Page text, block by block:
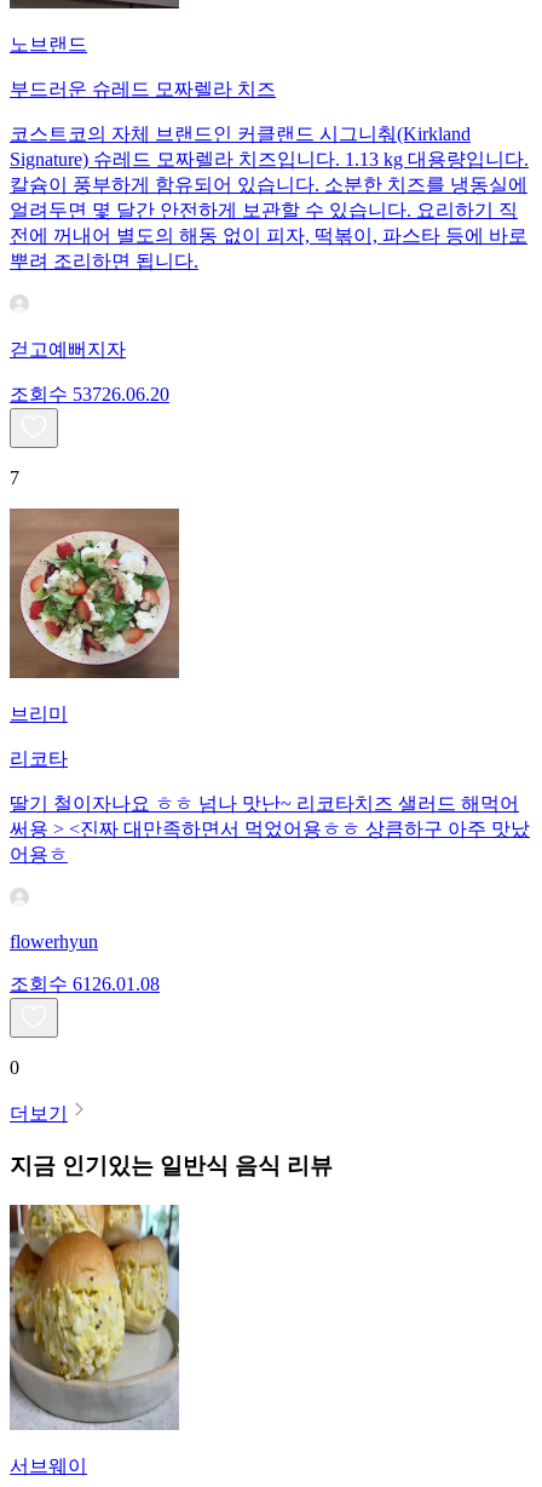
노브랜드
부드러운 슈레드 모짜렐라 치즈
코스트코의 자체 브랜드인 커클랜드 시그니춰(Kirkland
Signature) 슈레드 모짜렐라 치즈입니다. 1.13 kg 대용량입니다.
칼슘이 풍부하게 함유되어 있습니다. 소분한 치즈를 냉동실에
얼려두면 몇 달간 안전하게 보관할 수 있습니다. 요리하기 직
전에 꺼내어 별도의 해동 없이 피자, 떡볶이, 파스타 등에 바로
뿌려 조리하면 됩니다.
걷고예뻐지자
조회수 53726.06.20
7
브리미
리코타
딸기 철이자나요 ㅎㅎ 넘나 맛난~ 리코타치즈 샐러드 해먹어
써용 > <진짜 대만족하면서 먹었어용ㅎㅎ 상큼하구 아주 맛났
어용ㅎ
flowerhyun
조회수 61 26.01.08
0
더보기
지금 인기있는 일반식 음식 리뷰
서브웨이